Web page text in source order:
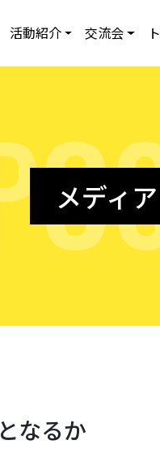
活動紹介 交流会
O
メディア
なるか